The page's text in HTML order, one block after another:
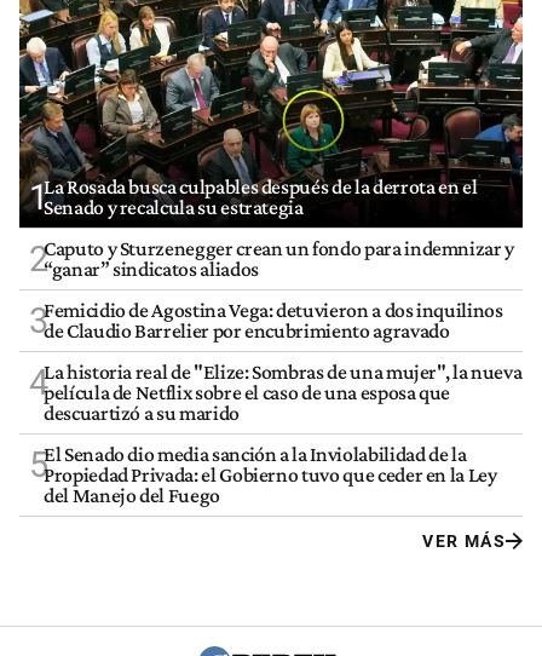
1La Rosada busca culpables después de la derrota en el
Senado y recalcula su estrategia
2Caputo y Sturzenegger crean un fondo para indemnizar y
“ganar” sindicatos aliados
3Femicidio de Agostina Vega: detuvieron a dos inquilinos
de Claudio Barrelier por encubrimiento agravado
4La historia real de "Elize: Sombras de una mujer", la nueva
película de Netflix sobre el caso de una esposa que
descuartizó a su marido
5El Senado dio media sanción a la Inviolabilidad de la
Propiedad Privada: el Gobierno tuvo que ceder en la Ley
del Manejo del Fuego
VER MÁS